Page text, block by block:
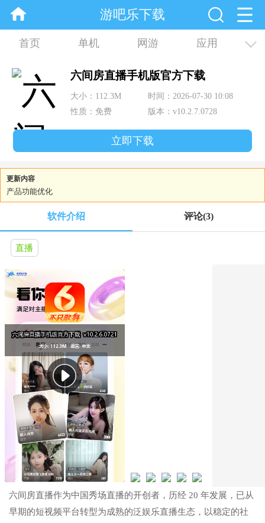
游吧乐下载
首页 单机 网游 应用
资讯 合集
六间房直播手机版官方下载
大小：112.3M
时间：2026-07-30 10:08
性质：免费
版本：v10.2.7.0728
立即下载
更新内容
产品功能优化
软件介绍 评论(3)
直播
六间房直播作为中国秀场直播的开创者，历经 20 年发展，已从
早期的短视频平台转型为成熟的泛娱乐直播生态，以稳定的社